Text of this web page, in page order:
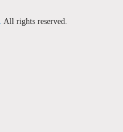
All rights reserved.